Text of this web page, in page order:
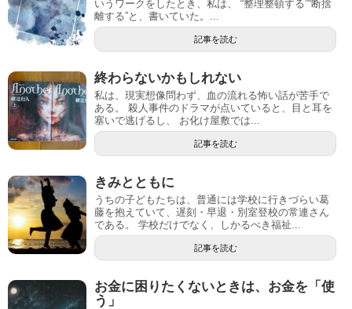
いうワークをしたとき、私は、 “整理整頓する”“断捨
離する”と、書いていた。...
記事を読む
終わらないかもしれない
私は、現実想像問わず、血の流れる怖い話が苦手で
ある。 殺人事件のドラマが点いていると、目と耳を
塞いで逃げるし、 お化け屋敷では...
記事を読む
きみとともに
うちの子どもたちは、普通には学校に行きづらい葛
藤を抱えていて、遅刻・早退・別室登校の常連さん
である。 学校だけでなく、しかるべき福祉...
記事を読む
お金に困りたくないときは、お金を「使
う」